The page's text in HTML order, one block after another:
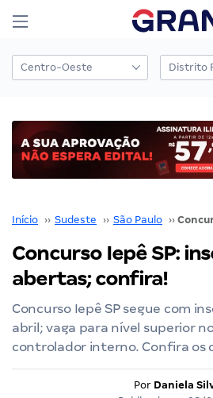
Início ›› Sudeste ›› São Paulo ››
Concurso Iepê SP:
abertas; confira!
Concurso Iepê SP segue com
abril; vaga para nível superior
controlador interno. Confira os
Por Daniela